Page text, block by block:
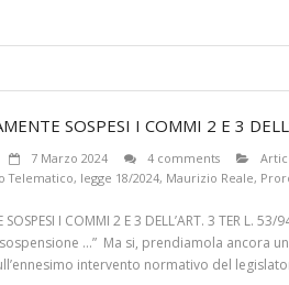
SOSPESI I COMMI 2 E 3
7 Marzo 2024 4 comments
Telematico, legge 18/2024, Maurizio Reale,
SOSPESI I COMMI 2 E 3 DELL’ART. 3 TER
…” Ma si, prendiamola ancora
intervento normativo del